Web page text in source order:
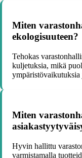
Miten
ekologisuuteen?
Tehokas
kuljetuksia, mikä
Miten
Hyvin hallittu
varmistamalla